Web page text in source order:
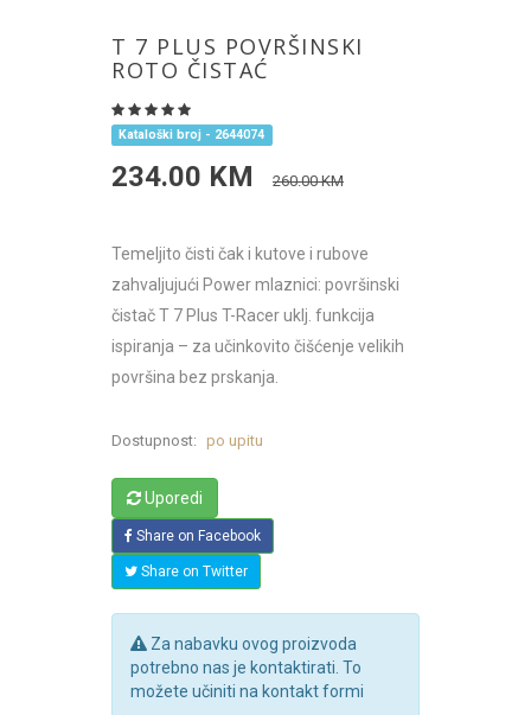
T 7 PLUS POVRŠINSKI
ROTO ČISTAĆ
Kataloški broj - 2644074
234.00 KM 260.00 KM
Temeljito čisti čak i kutove i rubove
zahvaljujući Power mlaznici: površinski
čistač T 7 Plus T-Racer uklj. funkcija
ispiranja – za učinkovito čišćenje velikih
površina bez prskanja.
Dostupnost: po upitu
Uporedi
Share on Facebook
Share on Twitter
Za nabavku ovog proizvoda
potrebno nas je kontaktirati. To
možete učiniti na kontakt formi